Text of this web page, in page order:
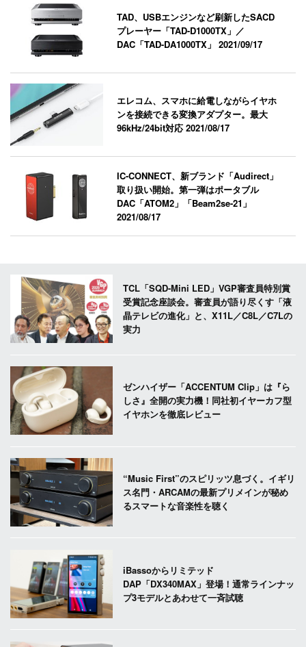
TAD、USBエンジンなど刷新したSACD
プレーヤー「TAD-D1000TX」／
DAC「TAD-DA1000TX」2021/09/17
エレコム、スマホに給電しながらイヤホ
ンを接続できる変換アダプター。最大
96kHz/24bit対応2021/08/17
IC-CONNECT、新ブランド「Audirect」
取り扱い開始。第一弾はポータブル
DAC「ATOM2」「Beam2se-21」
2021/08/17
TCL「SQD-Mini LED」VGP審査員特別賞
受賞記念座談会。審査員が語り尽くす「液
晶テレビの進化」と、X11L／C8L／C7Lの
実力
ゼンハイザー「ACCENTUM Clip」は『ら
しさ』全開の実力機！同社初イヤーカフ型
イヤホンを徹底レビュー
“Music First”のスピリッツ息づく。イギリ
ス名門・ARCAMの最新プリメインが秘め
るスマートな音楽性を聴く
iBassoからリミテッド
DAP「DX340MAX」登場！通常ラインナッ
プ3モデルとあわせて一斉試聴